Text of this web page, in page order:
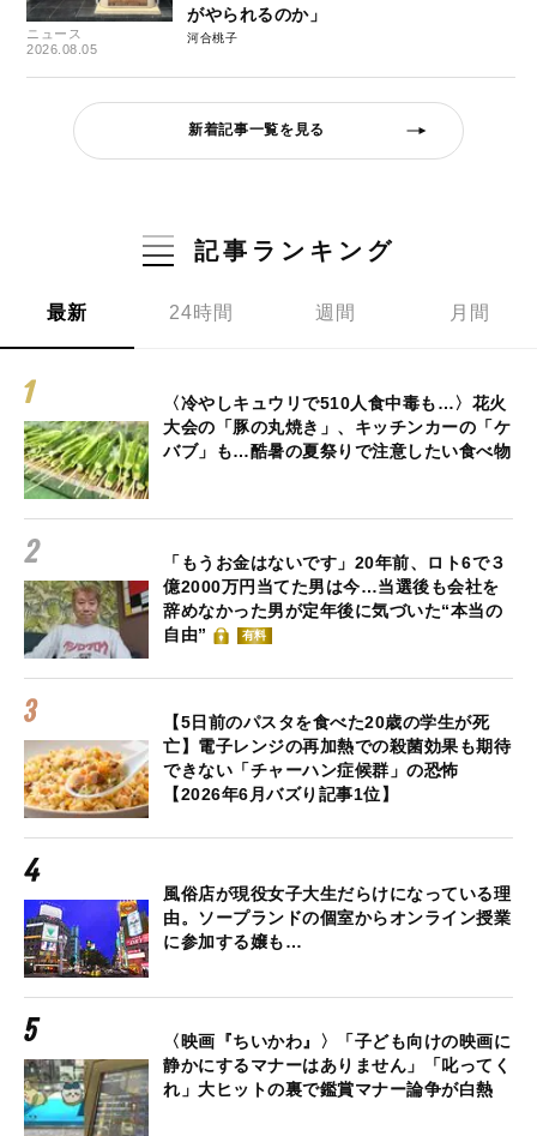
ニュース
2026.08.05
がやられるのか」
河合桃子
新着記事一覧を見る
記事ランキング
最新 24時間 週間 月間
〈冷やしキュウリで510人食中毒も…〉花火
大会の「豚の丸焼き」、キッチンカーの「ケ
バブ」も…酷暑の夏祭りで注意したい食べ物
「もうお金はないです」20年前、ロト6で３
億2000万円当てた男は今…当選後も会社を
辞めなかった男が定年後に気づいた“本当の
自由”
有料
【5日前のパスタを食べた20歳の学生が死
亡】電子レンジの再加熱での殺菌効果も期待
できない「チャーハン症候群」の恐怖
【2026年6月バズり記事1位】
風俗店が現役女子大生だらけになっている理
由。ソープランドの個室からオンライン授業
に参加する嬢も…
〈映画『ちいかわ』〉「子ども向けの映画に
静かにするマナーはありません」「叱ってく
れ」大ヒットの裏で鑑賞マナー論争が白熱